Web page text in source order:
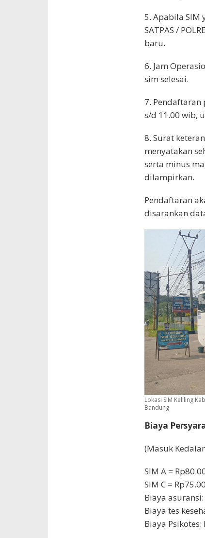
5. Apabila SIM
SATPAS /
baru.
6. Jam
sim selesai.
7.
s/d 11.00 wib,
8. Surat
menyatakan
serta minus
dilampirkan.
Pendaftaran
disarankan
Lokasi SIM Keliling
Bandung
Biaya
(Masuk
SIM A =
SIM C =
Biaya
Biaya tes
Biaya Psikotes: